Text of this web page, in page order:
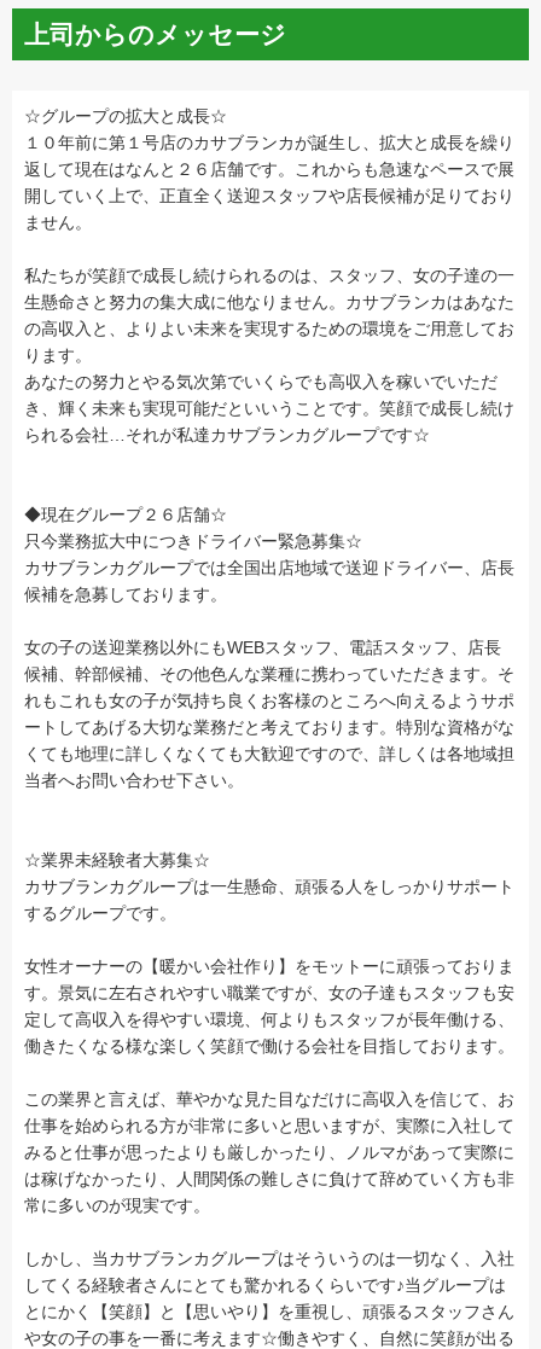
上司からのメッセージ
☆グループの拡大と成長☆
１０年前に第１号店のカサブランカが誕生し、拡大と成長を繰り
返して現在はなんと２６店舗です。これからも急速なペースで展
開していく上で、正直全く送迎スタッフや店長候補が足りており
ません。
私たちが笑顔で成長し続けられるのは、スタッフ、女の子達の一
生懸命さと努力の集大成に他なりません。カサブランカはあなた
の高収入と、よりよい未来を実現するための環境をご用意してお
ります。
あなたの努力とやる気次第でいくらでも高収入を稼いでいただ
き、輝く未来も実現可能だといいうことです。笑顔で成長し続け
られる会社…それが私達カサブランカグループです☆
◆現在グループ２６店舗☆
只今業務拡大中につきドライバー緊急募集☆
カサブランカグループでは全国出店地域で送迎ドライバー、店長
候補を急募しております。
女の子の送迎業務以外にもWEBスタッフ、電話スタッフ、店長
候補、幹部候補、その他色んな業種に携わっていただきます。そ
れもこれも女の子が気持ち良くお客様のところへ向えるようサポ
ートしてあげる大切な業務だと考えております。特別な資格がな
くても地理に詳しくなくても大歓迎ですので、詳しくは各地域担
当者へお問い合わせ下さい。
☆業界未経験者大募集☆
カサブランカグループは一生懸命、頑張る人をしっかりサポート
するグループです。
女性オーナーの【暖かい会社作り】をモットーに頑張っておりま
す。景気に左右されやすい職業ですが、女の子達もスタッフも安
定して高収入を得やすい環境、何よりもスタッフが長年働ける、
働きたくなる様な楽しく笑顔で働ける会社を目指しております。
この業界と言えば、華やかな見た目なだけに高収入を信じて、お
仕事を始められる方が非常に多いと思いますが、実際に入社して
みると仕事が思ったよりも厳しかったり、ノルマがあって実際に
は稼げなかったり、人間関係の難しさに負けて辞めていく方も非
常に多いのが現実です。
しかし、当カサブランカグループはそういうのは一切なく、入社
してくる経験者さんにとても驚かれるくらいです♪当グループは
とにかく【笑顔】と【思いやり】を重視し、頑張るスタッフさん
や女の子の事を一番に考えます☆働きやすく、自然に笑顔が出る